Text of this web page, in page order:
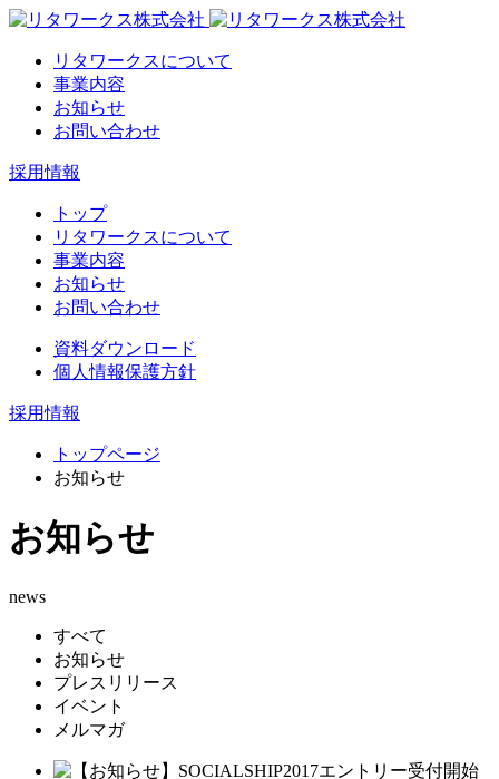
リタワークスについて
事業内容
お知らせ
お問い合わせ
採用情報
トップ
リタワークスについて
事業内容
お知らせ
お問い合わせ
資料ダウンロード
個人情報保護方針
採用情報
トップページ
お知らせ
お知らせ
news
すべて
お知らせ
プレスリリース
イベント
メルマガ